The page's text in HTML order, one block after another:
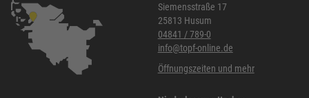
Siemensstraße 17
25813 Husum
04841 / 789-0
info@topf-online.de
Öffnungszeiten und mehr